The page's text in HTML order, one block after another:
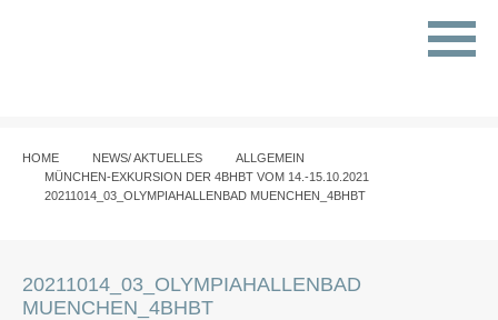
HOME NEWS/ AKTUELLES
ALLGEMEIN
MÜNCHEN-EXKURSION DER 4BHBT VOM 14.-15.10.2021
20211014_03_OLYMPIAHALLENBAD MUENCHEN_4BHBT
20211014_03_OLYMPIAHALLENBAD
MUENCHEN_4BHBT